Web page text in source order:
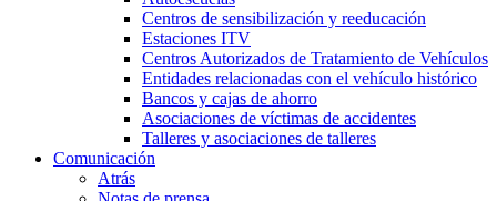
Centros de sensibilización y reeducación
Estaciones ITV
Centros Autorizados de Tratamiento de Vehículos
Entidades relacionadas con el vehículo histórico
Bancos y cajas de ahorro
Asociaciones de víctimas de accidentes
Talleres y asociaciones de talleres
Comunicación
Atrás